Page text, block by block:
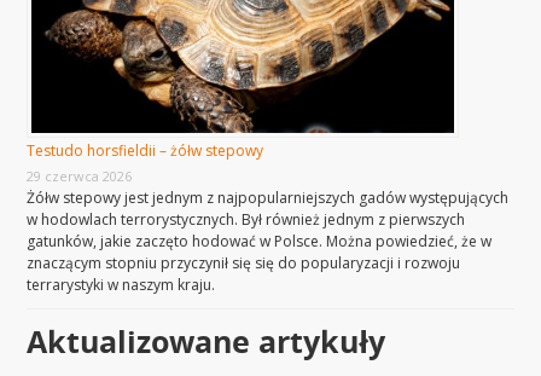
Testudo horsfieldii – żółw stepowy
29 czerwca 2026
Żółw stepowy jest jednym z najpopularniejszych gadów występujących
w hodowlach terrorystycznych. Był również jednym z pierwszych
gatunków, jakie zaczęto hodować w Polsce. Można powiedzieć, że w
znaczącym stopniu przyczynił się się do popularyzacji i rozwoju
terrarystyki w naszym kraju.
Aktualizowane artykuły